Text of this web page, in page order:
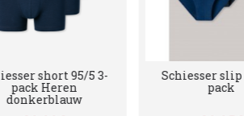
Schiesser short 95/5 3-
donkerblauw